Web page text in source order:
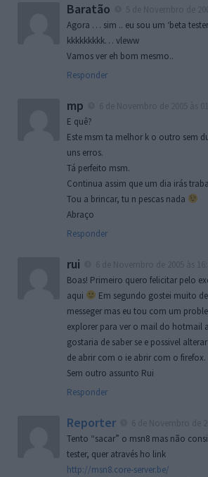
Baratão
Agora … sim .. eu sou um ‘beta
kkkkkkkkk… vleww
Vamos ver eh bom mesmo..
Responder
mp
E quê?
Este msm ta melhor k o outro sem
uns erros.
Tá perfeito msm.
Continua assim que um dia irás
Tou a brincar, tu n pescas nada
Abraço
Responder
rui
Boas! Primeiro quero felicitar pelo
aqui
Em segundo gostei muito
messeger mas eu tou com um
explorer para ver o mail do hotmail
gostaria de saber se e possivel
de abrir com o ie abrir com o firefox.
Sem outro assunto Rui
Responder
Reporter
Tento “sacar” o msn8 mas não
tester, quer através ho link
http://msn8.core-server.be/